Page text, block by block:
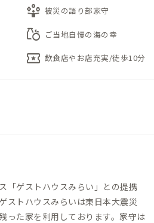
person_play 被災の語り部家守
grocery ご当地自慢の海の幸
local_activity 飲食店やお店充実/徒歩10分
「ゲストハウスみらい」との提携
ストハウスみらいは東日本大震災
った家を利用しております。家守は